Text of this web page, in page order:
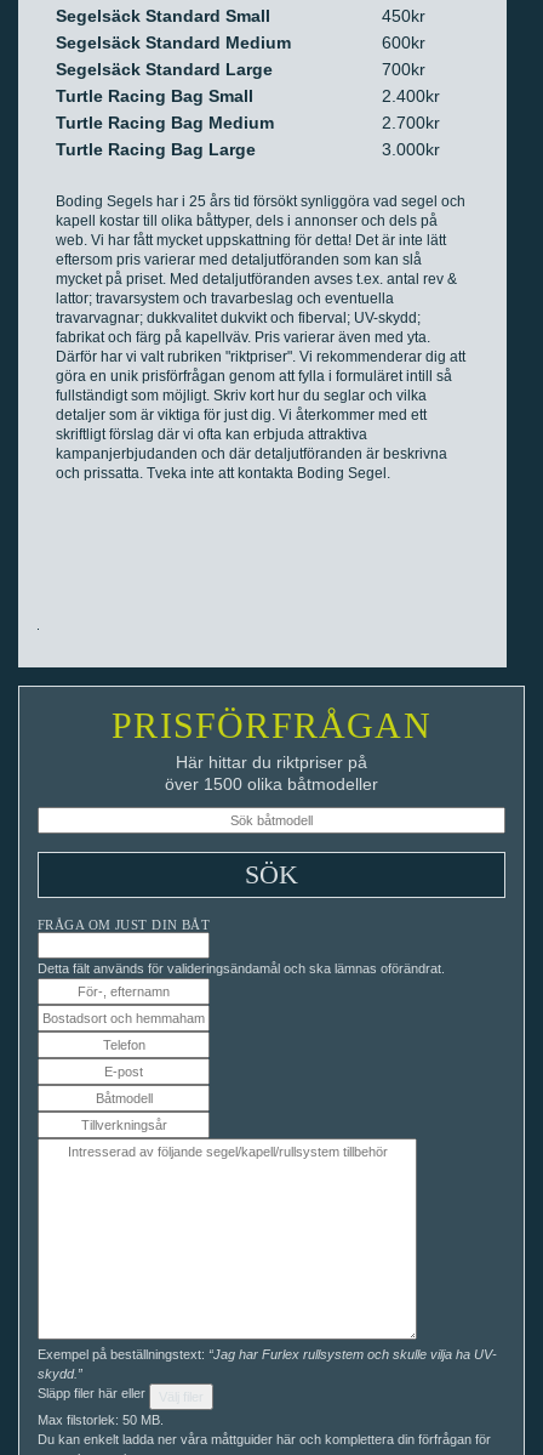
Segelsäck Standard Small
450kr
Segelsäck Standard Medium
600kr
Segelsäck Standard Large
700kr
Turtle Racing Bag Small
2.400kr
Turtle Racing Bag Medium
2.700kr
Turtle Racing Bag Large
3.000kr
Boding Segels har i 25 års tid försökt synliggöra vad segel och
kapell kostar till olika båttyper, dels i annonser och dels på
web. Vi har fått mycket uppskattning för detta! Det är inte lätt
eftersom pris varierar med detaljutföranden som kan slå
mycket på priset. Med detaljutföranden avses t.ex. antal rev &
lattor; travarsystem och travarbeslag och eventuella
travarvagnar; dukkvalitet dukvikt och fiberval; UV-skydd;
fabrikat och färg på kapellväv. Pris varierar även med yta.
Därför har vi valt rubriken "riktpriser". Vi rekommenderar dig att
göra en unik prisförfrågan genom att fylla i formuläret intill så
fullständigt som möjligt. Skriv kort hur du seglar och vilka
detaljer som är viktiga för just dig. Vi återkommer med ett
skriftligt förslag där vi ofta kan erbjuda attraktiva
kampanjerbjudanden och där detaljutföranden är beskrivna
och prissatta. Tveka inte att kontakta Boding Segel.
PRISFÖRFRÅGAN
Här hittar du riktpriser på
över 1500 olika båtmodeller
FRÅGA OM JUST DIN BÅT
Detta fält används för valideringsändamål och ska lämnas oförändrat.
Exempel på beställningstext: “Jag har Furlex rullsystem och skulle vilja ha UV-
skydd.”
Släpp filer här eller
Max filstorlek: 50 MB.
Du kan enkelt ladda ner våra måttguider här och komplettera din förfrågan för